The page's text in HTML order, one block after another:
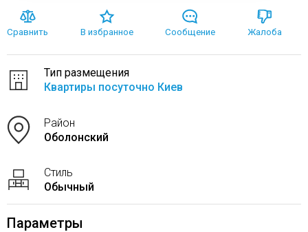
Сравнить В избранное Сообщение Жалоба
Тип размещения
Квартиры посуточно Киев
Район
Оболонский
Стиль
Обычный
Параметры